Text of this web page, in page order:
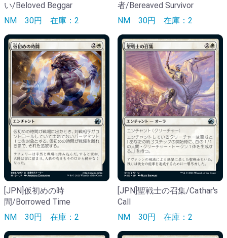
い/Beloved Beggar
NM 30円 在庫：2
者/Bereaved Survivor
NM 30円 在庫：2
[JPN]仮初めの時
間/Borrowed Time
NM 30円 在庫：2
[JPN]聖戦士の召集/Cathar's
Call
NM 30円 在庫：2